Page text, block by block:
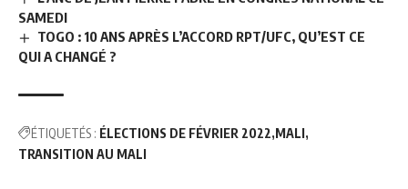
SAMEDI
TOGO : 10 ANS APRÈS L’ACCORD RPT/UFC, QU’EST CE
QUI A CHANGÉ ?
ÉTIQUETÉS : ÉLECTIONS DE FÉVRIER 2022 MALI
TRANSITION AU MALI